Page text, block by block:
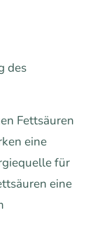
des
Fettsäuren
eine
für
eine